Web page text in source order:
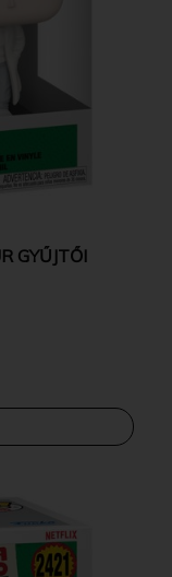
GYŰJTŐI